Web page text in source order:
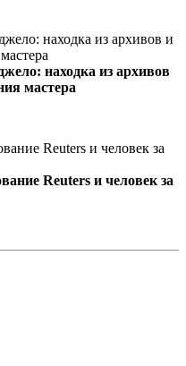
находка из архивов
мастера
Reuters и человек за